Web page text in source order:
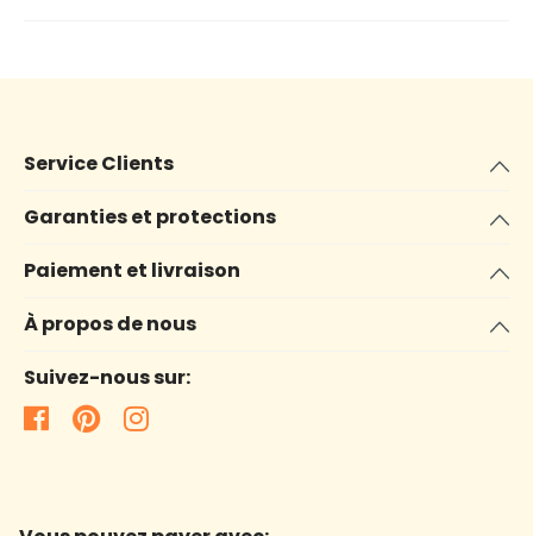
Service Clients
Garanties et protections
Paiement et livraison
À propos de nous
Suivez-nous sur: